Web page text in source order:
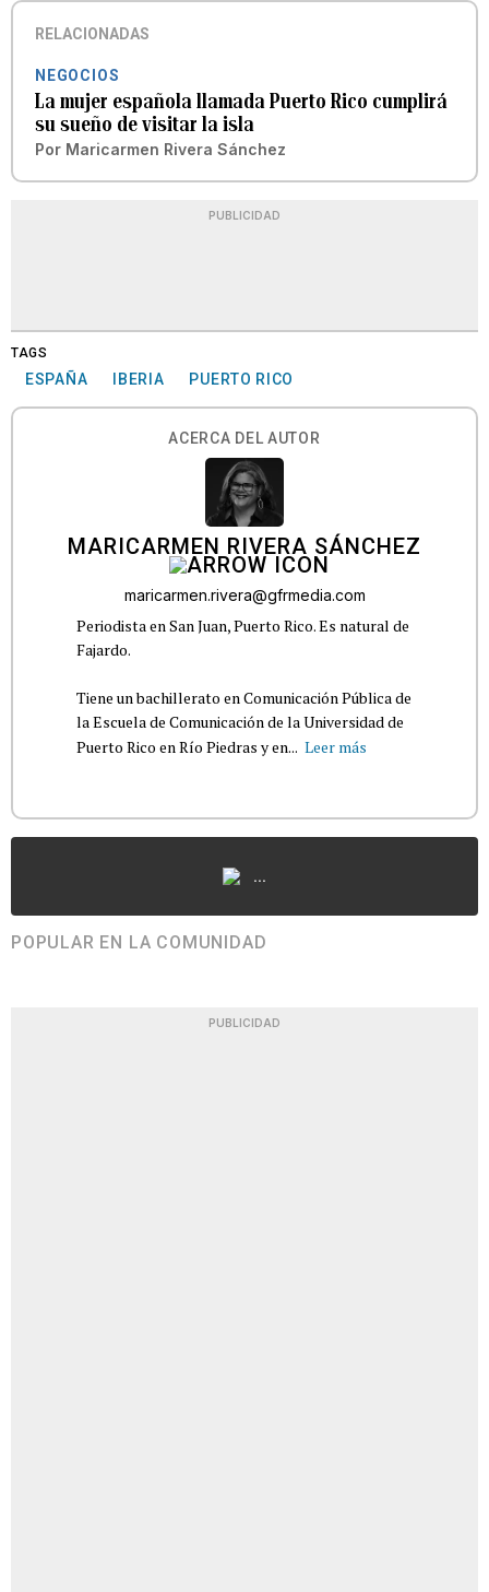
RELACIONADAS
NEGOCIOS
La mujer española llamada Puerto Rico cumplirá
su sueño de visitar la isla
Por Maricarmen Rivera Sánchez
PUBLICIDAD
TAGS
ESPAÑA IBERIA PUERTO RICO
ACERCA DEL AUTOR
MARICARMEN RIVERA SÁNCHEZ
maricarmen.rivera@gfrmedia.com
Periodista en San Juan, Puerto Rico. Es natural de
Fajardo.
Tiene un bachillerato en Comunicación Pública de
la Escuela de Comunicación de la Universidad de
Puerto Rico en Río Piedras y en... Leer más
...
POPULAR EN LA COMUNIDAD
PUBLICIDAD